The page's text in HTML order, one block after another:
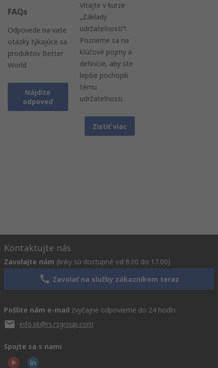
FAQs
Odpovede na vaše
otázky týkajúce sa
produktov Better
World.
Nájdite
odpoveď
Vitajte v kurze
„Základy
udržateľnosti“!
Pozrieme sa na
kľúčové pojmy a
definície, aby ste
lepšie pochopili
tému
udržateľnosti.
Zistiť viac
Kontaktujte nás
Zavolajte nám (linky sú dostupné od 8.00 do 17.00)
Zavolať na služby zákazníkom teraz
Pošlite nám e-mail zvyčajne odpovieme do 24 hodín
info.sk@rs.rsgroup.com
Spojte sa s nami